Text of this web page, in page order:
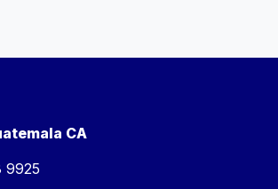
CA
9925